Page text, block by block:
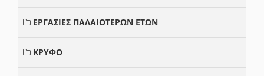
ΕΡΓΑΣΙΕΣ ΠΑΛΑΙΟΤΕΡΩΝ ΕΤΩΝ
ΚΡΥΦΟ